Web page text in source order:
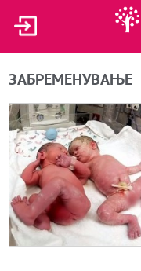
ЗАБРЕМЕНУВАЊЕ